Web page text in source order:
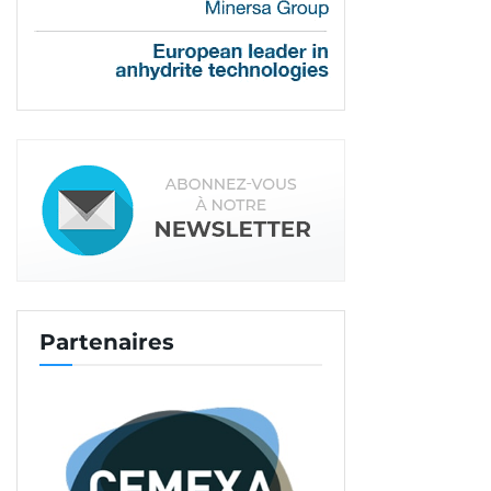
nouveau moteur Brushless, plus compact, permet
de déployer des performances sans compromis,
avec une vitesse s’élevant jusqu’à 11 000 tr/mn et
une profondeur de coupe de 33 mm.
Fischer lance un foret à
béton creux et aspirant
Partenaires